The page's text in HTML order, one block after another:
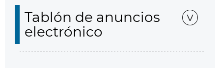
Tablón de anuncios
electrónico